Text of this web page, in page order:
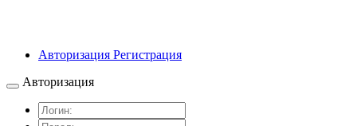
Авторизация Регистрация
Авторизация